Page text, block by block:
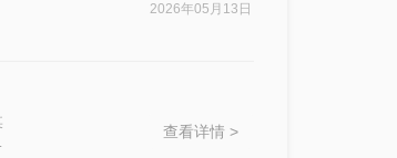
2026年05月13日
查看详情 >